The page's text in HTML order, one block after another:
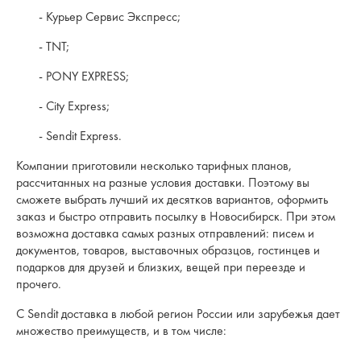
- Курьер Сервис Экспресс;
- TNT;
- PONY EXPRESS;
- City Express;
- Sendit Express.
Компании приготовили несколько тарифных планов,
рассчитанных на разные условия доставки. Поэтому вы
сможете выбрать лучший их десятков вариантов, оформить
заказ и быстро отправить посылку в Новосибирск. При этом
возможна доставка самых разных отправлений: писем и
документов, товаров, выставочных образцов, гостинцев и
подарков для друзей и близких, вещей при переезде и
прочего.
С Sendit доставка в любой регион России или зарубежья дает
множество преимуществ, и в том числе: